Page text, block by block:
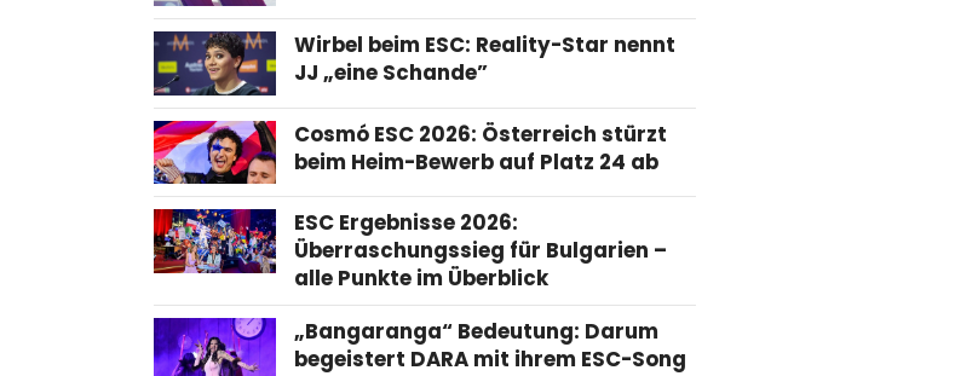
Wirbel beim ESC: Reality-Star nennt
JJ „eine Schande”
Cosmó ESC 2026: Österreich stürzt
beim Heim-Bewerb auf Platz 24 ab
ESC Ergebnisse 2026:
Überraschungssieg für Bulgarien –
alle Punkte im Überblick
„Bangaranga“ Bedeutung: Darum
begeistert DARA mit ihrem ESC-Song